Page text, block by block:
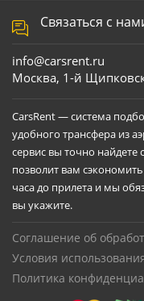
Связаться с
info@carsrent.ru
Москва, 1-й
CarsRent — система
удобного трансфера из
сервис вы точно
позволит вам
часа до прилета и мы
вы укажите.
Соглашение об
Условия
Политика